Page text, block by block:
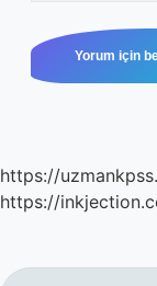
https://
https://